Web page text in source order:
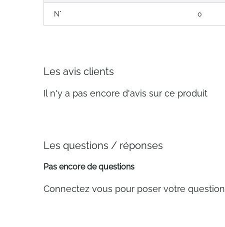
N° 0
Les avis clients
Il n'y a pas encore d'avis sur ce produit
Les questions / réponses
Pas encore de questions
Connectez vous pour poser votre question